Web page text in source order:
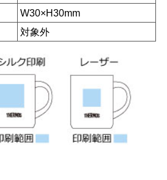
W30×H30mm
対象外